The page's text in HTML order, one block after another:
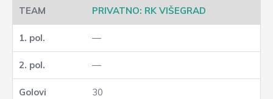
PRIVATNO: RK VIŠEGRAD
—
—
30